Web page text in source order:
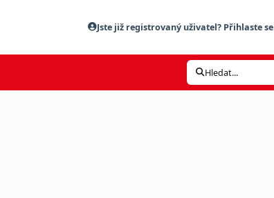
Jste již registrovaný uživatel? Přihlaste se
Hledat...